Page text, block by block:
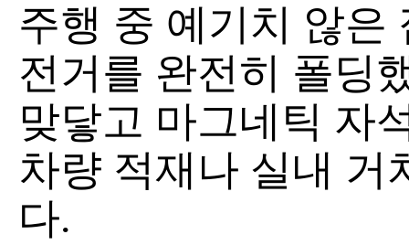
주행 중 예기치 않은
전거를 완전히 폴딩
맞닿고 마그네틱 자
차량 적재나 실내 거
다.